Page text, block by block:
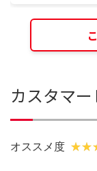
カスタマ
オススメ度